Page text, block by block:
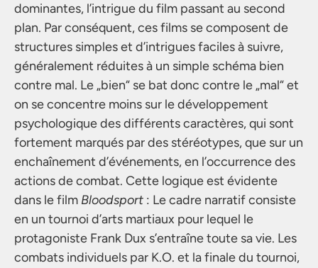
dominantes, l’intrigue du film passant au second
plan. Par conséquent, ces films se composent de
structures simples et d’intrigues faciles à suivre,
généralement réduites à un simple schéma bien
contre mal. Le „bien“ se bat donc contre le „mal“ et
on se concentre moins sur le développement
psychologique des différents caractères, qui sont
fortement marqués par des stéréotypes, que sur un
enchaînement d’événements, en l’occurrence des
actions de combat. Cette logique est évidente
dans le film Bloodsport : Le cadre narratif consiste
en un tournoi d’arts martiaux pour lequel le
protagoniste Frank Dux s’entraîne toute sa vie. Les
combats individuels par K.O. et la finale du tournoi,